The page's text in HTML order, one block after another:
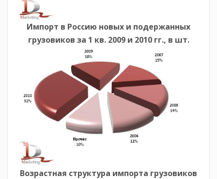
Импорт в Россию новых и подержанных
грузовиков за 1 кв. 2009 и 2010 гг., в шт.
Возрастная структура импорта грузовиков